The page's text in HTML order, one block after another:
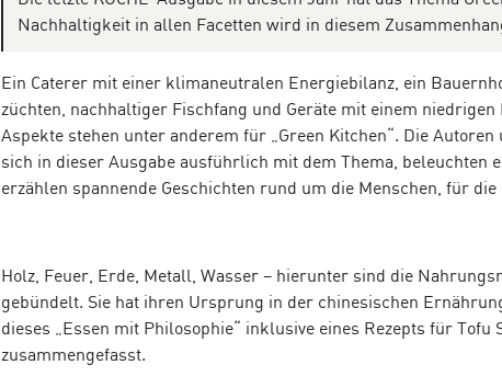
Nachhaltigkeit in allen Facetten wird in diesem
Ein Caterer mit einer klimaneutralen Energiebilanz, ein
züchten, nachhaltiger Fischfang und Geräte mit einem
Aspekte stehen unter anderem für „Green Kitchen“. Die Autoren
sich in dieser Ausgabe ausführlich mit dem Thema, beleuchten
erzählen spannende Geschichten rund um die Menschen, für
Holz, Feuer, Erde, Metall, Wasser – hierunter sind die
gebündelt. Sie hat ihren Ursprung in der chinesischen
dieses „Essen mit Philosophie“ inklusive eines Rezepts für Tofu
zusammengefasst.